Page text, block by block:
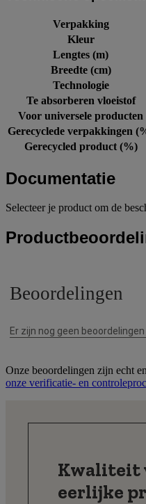
Verpakking
Kleur
Lengtes (m)
Breedte (cm)
Technologie
Te absorberen vloeistof
Voor universele producten
Gerecyclede verpakkingen
Gerecycled product (%)
Documentatie
Selecteer je product om de
Onze beoordelingen zijn echt
onze verificatie- en
Kwaliteit
eerlijke